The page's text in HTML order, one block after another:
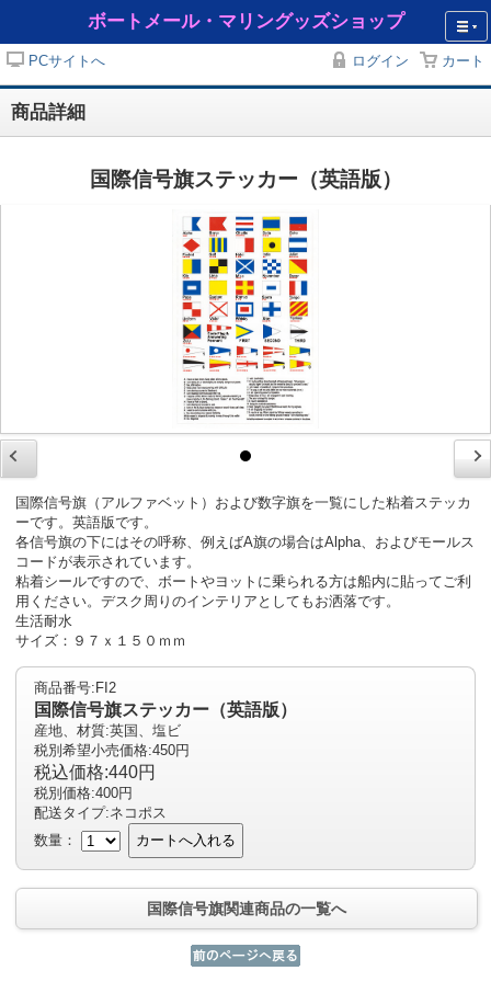
ボートメール・マリングッズショップ
PCサイトへ ログイン カート
商品詳細
国際信号旗ステッカー（英語版）
国際信号旗（アルファベット）および数字旗を一覧にした粘着ステッカ
ーです。英語版です。
各信号旗の下にはその呼称、例えばA旗の場合はAlpha、およびモールス
コードが表示されています。
粘着シールですので、ボートやヨットに乗られる方は船内に貼ってご利
用ください。デスク周りのインテリアとしてもお洒落です。
生活耐水
サイズ：９７ｘ１５０ｍｍ
商品番号:FI2
国際信号旗ステッカー（英語版）
産地、材質:英国、塩ビ
税別希望小売価格:450円
税込価格:440円
税別価格:400円
配送タイプ:ネコポス
数量：
カートへ入れる
国際信号旗関連商品の一覧へ